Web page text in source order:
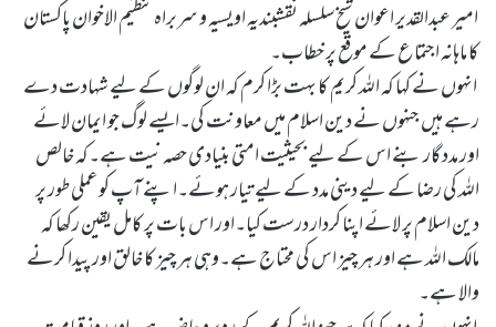
امیر عبدالقدیر اعوان شیخ سلسلہ نقشبندیہ اویسیہ و سربراہ تنظیم الاخوان پاکستان
کا ماہانہ اجتماع کے موقع پر خطاب۔
انہوں نے کہا کہ اللہ کریم کا بہت بڑا کرم کہ ان لوگوں کے لیے شہادت دے
رہے ہیں جنہوں نے دین اسلام میں معاونت کی۔ایسے لوگ جو ایمان لائے
اور مدد گار بنے اس کے لیے بحیثیت امتی بنیادی حصہ نیت ہے۔کہ خالص
اللہ کی رضا کے لیے دینی مدد کے لیے تیار ہوئے۔اپنے آپ کو عملی طور پر
دین اسلام پر لائے اپنا کردار درست کیا۔اور اس بات پر کامل یقین رکھا کہ
مالک اللہ ہے اور ہر چیز اس کی محتاج ہے۔وہی ہر چیز کا خالق اور پیدا کرنے
والا ہے۔